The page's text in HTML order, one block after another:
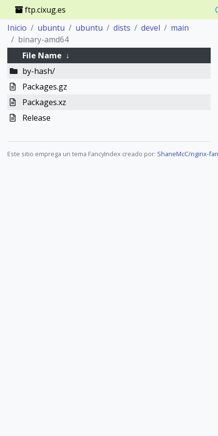
ftp.cixug.es
Inicio
ubuntu ubuntu dists devel
main
binary-amd64
File Name ↓
by-hash/
Packages.gz
Packages.xz
Release
Este sitio emprega un tema FancyIndex creado por: ShaneMcC/nginx-